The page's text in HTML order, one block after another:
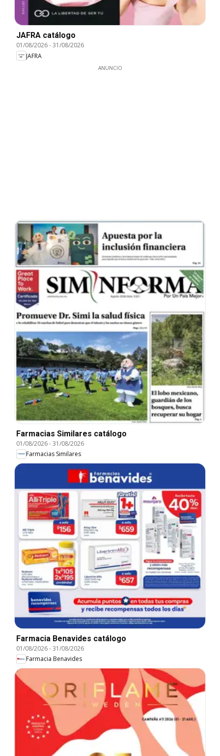
JAFRA catálogo
01/08/2026-31/08/2026
JAFRA
ANUNCIO
Farmacias Similares catálogo
01/08/2026-31/08/2026
Farmacias Similares
Farmacia Benavides catálogo
01/08/2026-31/08/2026
Farmacia Benavides